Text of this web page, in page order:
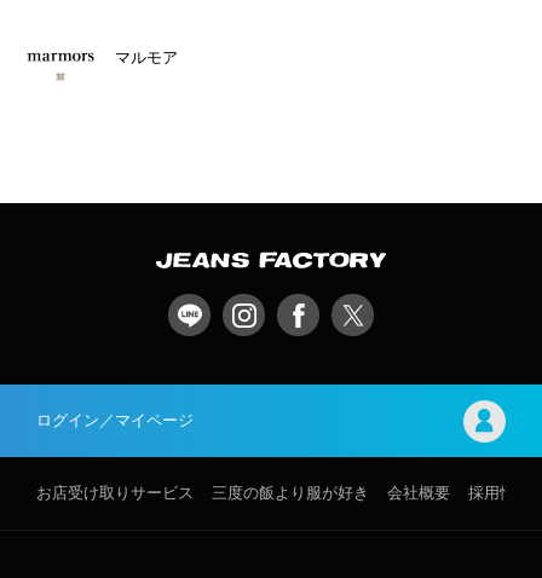
マルモア
ログイン／マイページ
お店受け取りサービス 三度の飯より服が好き 会社概要 採用情報